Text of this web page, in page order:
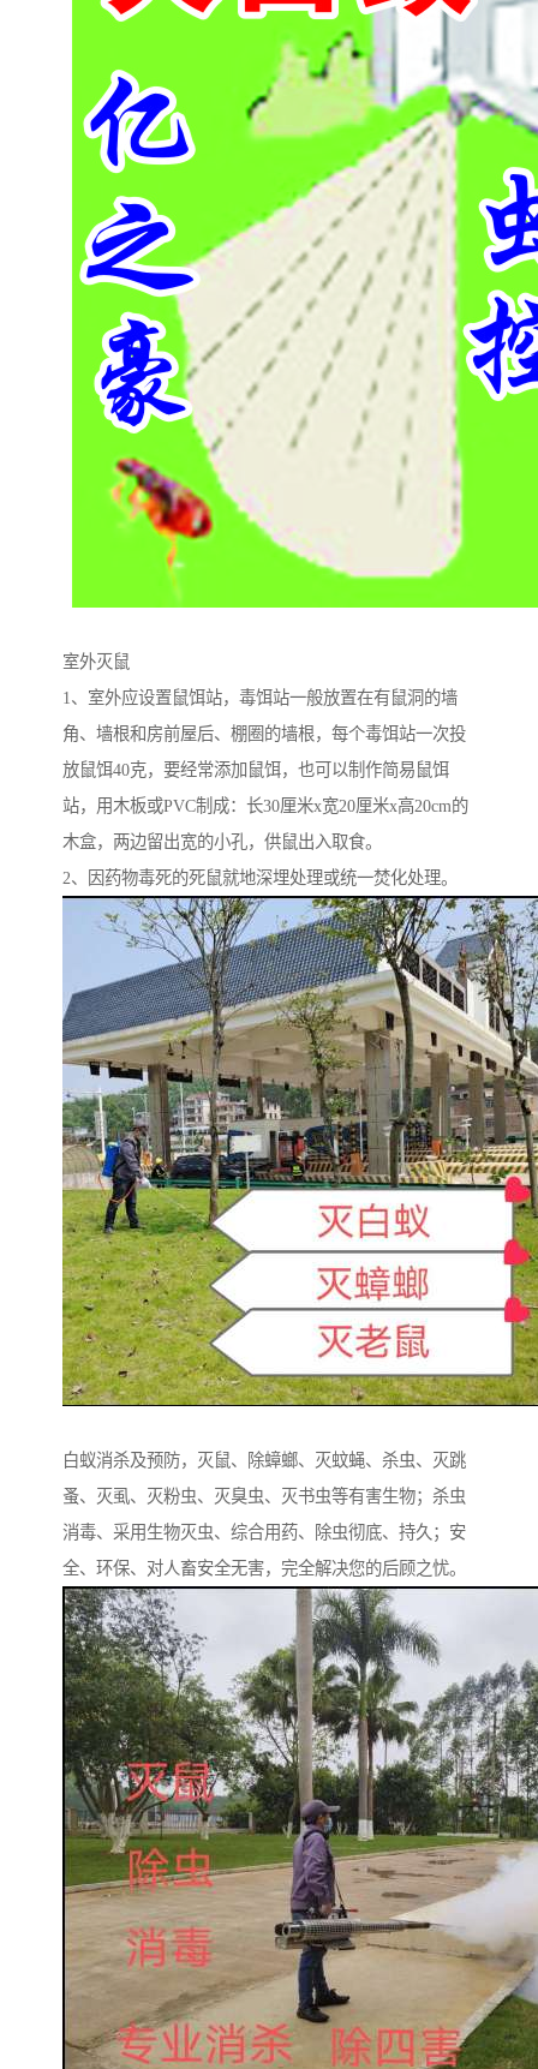
室外灭鼠
1、室外应设置鼠饵站，毒饵站一般放置在有鼠洞的墙
角、墙根和房前屋后、棚圈的墙根，每个毒饵站一次投
放鼠饵40克，要经常添加鼠饵，也可以制作简易鼠饵
站，用木板或PVC制成：长30厘米x宽20厘米x高20cm的
木盒，两边留出宽的小孔，供鼠出入取食。
2、因药物毒死的死鼠就地深埋处理或统一焚化处理。
白蚁消杀及预防，灭鼠、除蟑螂、灭蚊蝇、杀虫、灭跳
蚤、灭虱、灭粉虫、灭臭虫、灭书虫等有害生物；杀虫
消毒、采用生物灭虫、综合用药、除虫彻底、持久；安
全、环保、对人畜安全无害，完全解决您的后顾之忧。